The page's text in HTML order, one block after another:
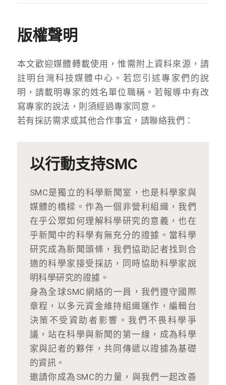
版權聲明
本文歡迎媒體轉載使用，惟需附上資料來源，請
註明台灣科技媒體中心。若您引述專家們的說
明，請載明專家的姓名單位職稱。若報導中有改
寫專家的說法，則須經過專家同意。
若有採訪需求或其他合作事宜，請聯絡我們：
以行動支持SMC
SMC是獨立的科學新聞室，也是科學家與
媒體的橋樑。作為一個非營利組織，我們
在乎公眾如何理解科學研究的意義，也在
乎新聞中的科學有無充分的證據。當科學
研究成為新聞頭條，我們協助記者找到合
適的科學家接受採訪，同時協助科學家說
明科學研究的證據。
身為全球SMC網絡的一員，我們遵守國際
章程，以多元資金維持組織運作，編輯台
決策不受資助者影響。我們不畏科學爭
議，站在科學與新聞的第一線，成為科學
家與記者的夥伴，共同傳遞以證據為基礎
的資訊。
邀請你成為SMC的力量，與我們一起改善